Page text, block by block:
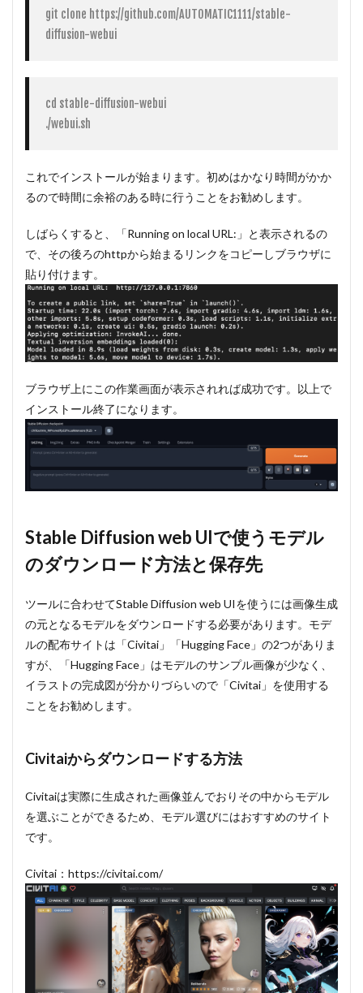
git clone https://github.com/AUTOMATIC1111/stable-
diffusion-webui
cd stable-diffusion-webui
./webui.sh
これでインストールが始まります。初めはかなり時間がかか
るので時間に余裕のある時に行うことをお勧めします。
しばらくすると、「Running on local URL:」と表示されるの
で、その後ろのhttpから始まるリンクをコピーしブラウザに
貼り付けます。
ブラウザ上にこの作業画面が表示されれば成功です。以上で
インストール終了になります。
Stable Diffusion web UIで使うモデル
のダウンロード方法と保存先
ツールに合わせてStable Diffusion web UIを使うには画像生成
の元となるモデルをダウンロードする必要があります。モデ
ルの配布サイトは「Civitai」「Hugging Face」の2つがありま
すが、「Hugging Face」はモデルのサンプル画像が少なく、
イラストの完成図が分かりづらいので「Civitai」を使用する
ことをお勧めします。
Civitaiからダウンロードする方法
Civitaiは実際に生成された画像並んでおりその中からモデル
を選ぶことができるため、モデル選びにはおすすめのサイト
です。
Civitai：https://civitai.com/